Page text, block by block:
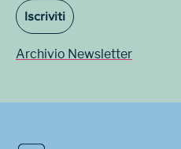
Iscriviti
Archivio Newsletter